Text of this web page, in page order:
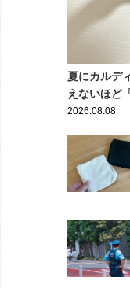
夏にカルデ
えないほど
2026.08.08